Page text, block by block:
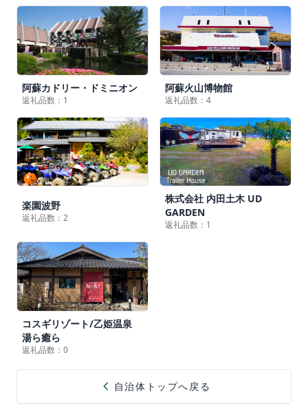
阿蘇カドリー・ドミニオン
返礼品数：1
阿蘇火山博物館
返礼品数：4
楽園波野
返礼品数：2
株式会社 内田土木 UD
GARDEN
返礼品数：1
コスギリゾート/乙姫温泉
湯ら癒ら
返礼品数：0
chevron_left 自治体トップへ戻る